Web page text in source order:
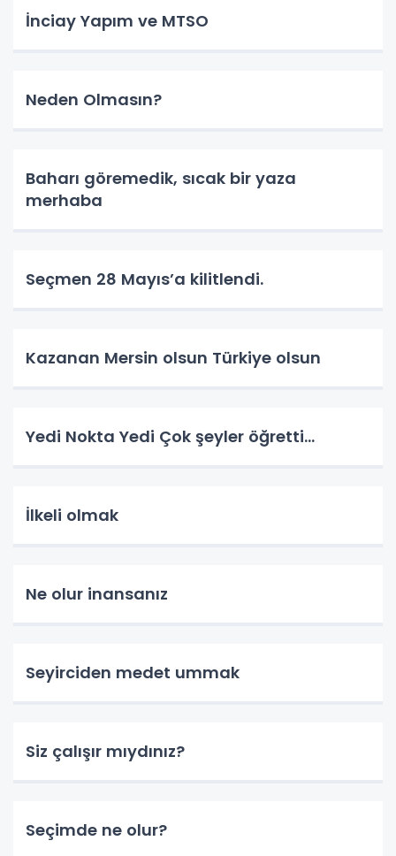
İnciay Yapım ve MTSO
Neden Olmasın?
Baharı göremedik, sıcak bir yaza
merhaba
Seçmen 28 Mayıs’a kilitlendi.
Kazanan Mersin olsun Türkiye olsun
Yedi Nokta Yedi Çok şeyler öğretti…
İlkeli olmak
Ne olur inansanız
Seyirciden medet ummak
Siz çalışır mıydınız?
Seçimde ne olur?